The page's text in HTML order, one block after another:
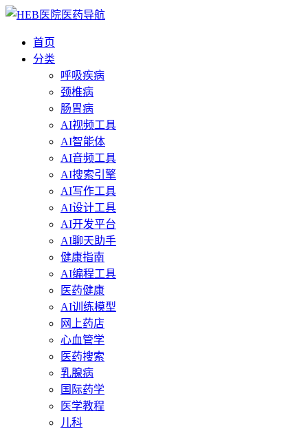
首页
分类
呼吸疾病
颈椎病
肠胃病
AI视频工具
AI智能体
AI音频工具
AI搜索引擎
AI写作工具
AI设计工具
AI开发平台
AI聊天助手
健康指南
AI编程工具
医药健康
AI训练模型
网上药店
心血管学
医药搜索
乳腺病
国际药学
医学教程
儿科